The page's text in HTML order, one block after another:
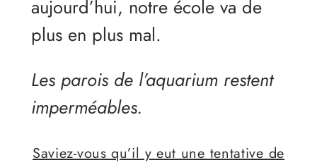
aujourd’hui, notre école va de
plus en plus mal.
Les parois de l’aquarium restent
imperméables.
Saviez-vous qu’il y eut une tentative de